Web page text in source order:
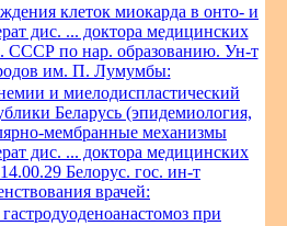
клеток миокарда в онто- и
дис. ... доктора медицинских
СССР по нар. образованию. Ун-т
им. П. Лумумбы:
и миелодиспластический
Беларусь (эпидемиология,
мембранные механизмы
дис. ... доктора медицинских
Белорус. гос. ин-т
врачей:
при